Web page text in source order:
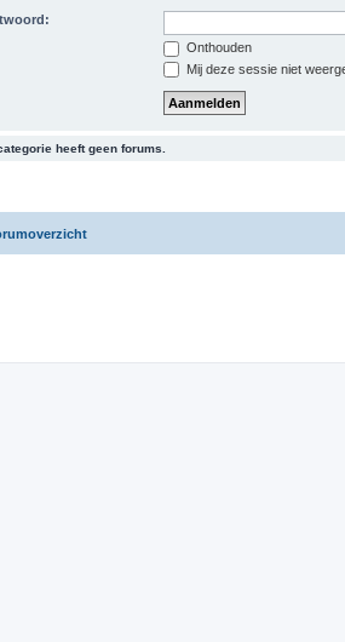
Onthouden
Mij deze sessie niet
heeft geen forums.